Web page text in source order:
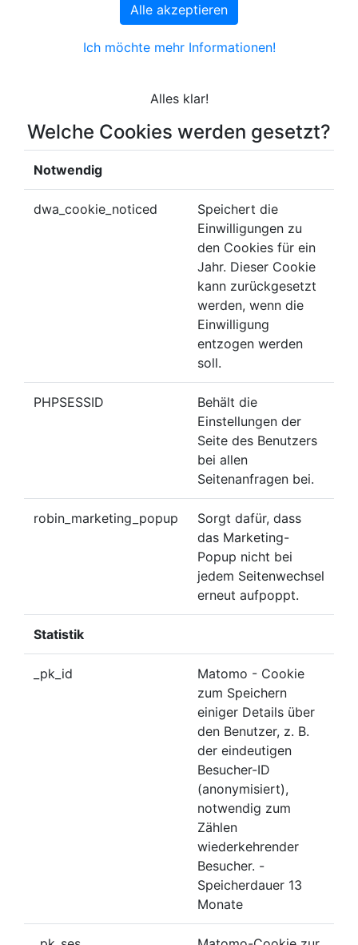
Alle akzeptieren
Ich möchte mehr Informationen!
Alles klar!
Welche Cookies werden gesetzt?
Notwendig
dwa_cookie_noticed
Speichert die
Einwilligungen zu
den Cookies für ein
Jahr. Dieser Cookie
kann zurückgesetzt
werden, wenn die
Einwilligung
entzogen werden
soll.
PHPSESSID
Behält die
Einstellungen der
Seite des Benutzers
bei allen
Seitenanfragen bei.
robin_marketing_popup
Sorgt dafür, dass
das Marketing-
Popup nicht bei
jedem Seitenwechsel
erneut aufpoppt.
Statistik
_pk_id
Matomo - Cookie
zum Speichern
einiger Details über
den Benutzer, z. B.
der eindeutigen
Besucher-ID
(anonymisiert),
notwendig zum
Zählen
wiederkehrender
Besucher. -
Speicherdauer 13
Monate